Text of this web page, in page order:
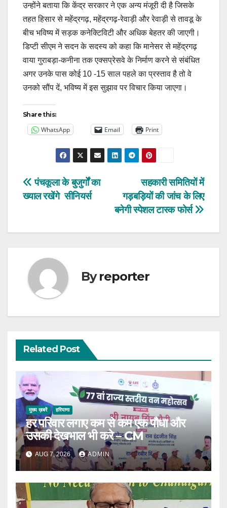
उन्होंने बताया कि केंद्र सरकार ने एक अन्य मंजूरी दी है जिसके
तहत हिसार से महेंद्रगढ़, महेंद्रगढ़-रेवाड़ी और रेवाड़ी से तावडू के
बीच भविष्य में सड़क कनेक्टिविटी और अधिक बेहतर की जाएगी।
डिप्टी सीएम ने सदन के सदस्य को कहा कि मानेसर से महेंद्रगढ़
वाया गुराबड़ा-कनीना तक एक्सप्रेसवे के निर्माण करने से संबंधित
अगर उनके पास कोई 10 -15 साल पहले का प्रस्ताव है तो वे
उनको सौंप दें, भविष्य में इस सुझाव पर विचार किया जाएगा।
Share this:
WhatsApp Email Print
Post
navigation
सहकारी समितियों में
गड़बड़ियों की जांच के लिए
बनेगी स्पेशल टास्क फोर्स
पंचकूला के बुजुर्गों का
ख्याल रखेंगे सीनियर्स
Byreporter
Related Post
मुख्य ख़बरें हरियाणा
हर परिवार लगाए कम से कम एक पौधा और
उसकी देखभाल भी करे – CM
AUG 7, 2026 ADMIN